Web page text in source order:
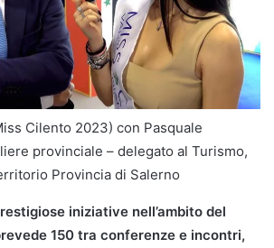
Cilento 2023) con Pasquale
provinciale – delegato al Turismo,
Provincia di Salerno
iniziative nell’ambito del
150 tra conferenze e incontri,